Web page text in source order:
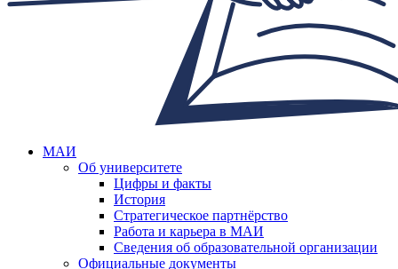
МАИ
Об университете
Цифры и факты
История
Стратегическое партнёрство
Работа и карьера в МАИ
Сведения об образовательной организации
Официальные документы